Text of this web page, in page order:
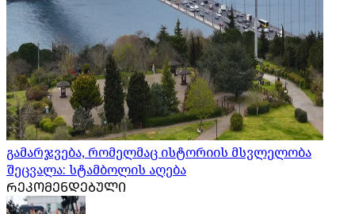
გამარჯვება, რომელმაც ისტორიის მსვლელობა
შეცვალა: სტამბოლის აღება
ᲠᲔᲙᲝᲛᲔᲜᲓᲔᲑᲣᲚᲘ